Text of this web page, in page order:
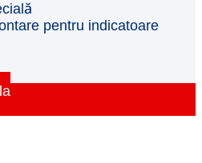
pentru indicatoare